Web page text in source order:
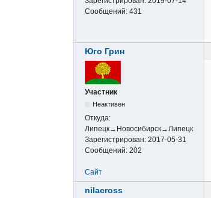
Сообщений: 431
Юго Грин
Участник
Неактивен
Откуда:
Липецк→Новосибирск→Липецк
Зарегистрирован: 2017-05-31
Сообщений: 202
Сайт
nilacross